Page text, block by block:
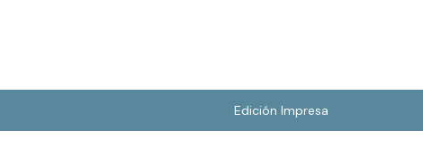
Edición Impresa